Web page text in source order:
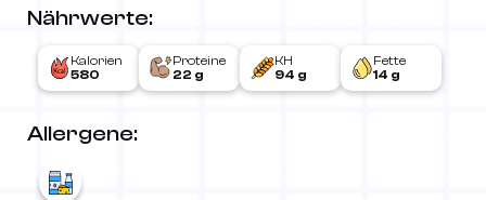
Nährwerte:
Kalorien
580
Proteine
22 g
KH
94 g
Fette
14 g
Allergene: